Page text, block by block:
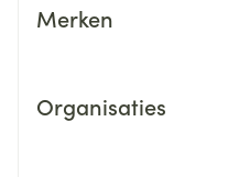
Merken
Organisaties